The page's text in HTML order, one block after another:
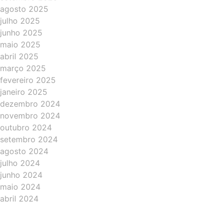
agosto 2025
julho 2025
junho 2025
maio 2025
abril 2025
março 2025
fevereiro 2025
janeiro 2025
dezembro 2024
novembro 2024
outubro 2024
setembro 2024
agosto 2024
julho 2024
junho 2024
maio 2024
abril 2024